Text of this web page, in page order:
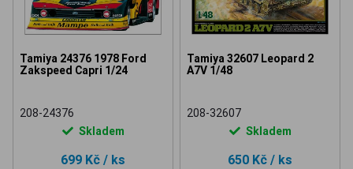
Tamiya 24376 1978 Ford
Zakspeed Capri 1/24
208-24376
Skladem
699 Kč / ks
Tamiya 32607 Leopard 2
A7V 1/48
208-32607
Skladem
650 Kč / ks